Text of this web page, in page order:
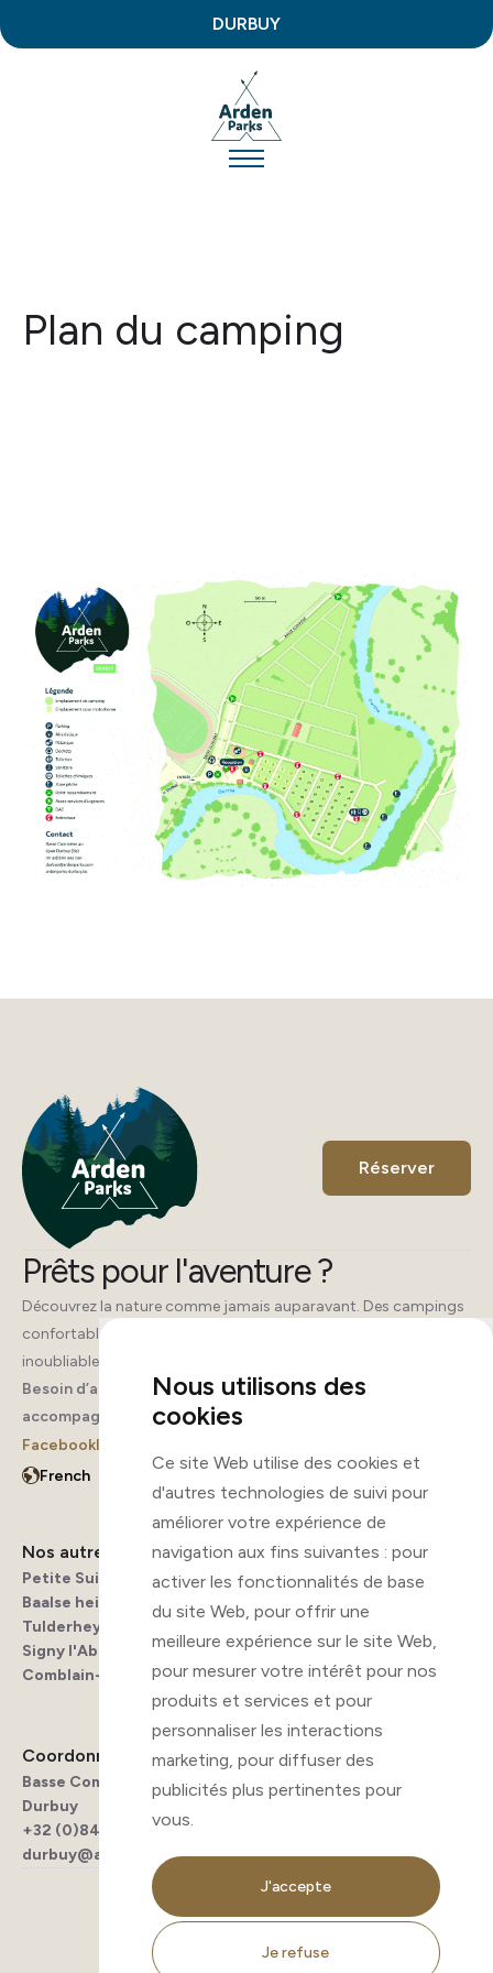
Nous utilisons des
cookies
Ce site Web utilise des cookies et
d'autres technologies de suivi pour
améliorer votre expérience de
navigation aux fins suivantes : pour
activer les fonctionnalités de base
du site Web, pour offrir une
meilleure expérience sur le site Web,
pour mesurer votre intérêt pour nos
produits et services et pour
personnaliser les interactions
marketing, pour diffuser des
publicités plus pertinentes pour
vous.
J'accepte
Je refuse
DURBUY
Plan du camping
Réserver
Prêts pour l'aventure ?
Découvrez la nature comme jamais auparavant. Des campings
confortables, des activités pour tous et des souvenirs
inoubliables vous attendent.
Besoin d’aide ? Appelez-nous, nous sommes là pour vous
accompagner.
FacebookInstagram
Nos autres campings
Petite Suisse
Baalse hei
Tulderheyde
Signy l'Abbaye
Comblain-au-Pont
Menu
Infos pratiques
Les alentours
FAQ
Contact
Coordonnées
Basse Commène 40, 6940
Durbuy
+32 (0)84 444 030
durbuy@ardenparks.com
Politique de cookies
Politique de confidentialité
Conditions générales